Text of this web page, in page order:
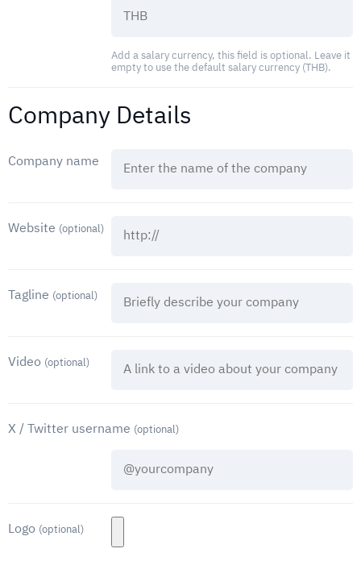
Add a salary currency, this field is optional. Leave it
empty to use the default salary currency (THB).
Company Details
Company name
Website (optional)
Tagline (optional)
Video (optional)
X / Twitter username (optional)
Logo (optional)